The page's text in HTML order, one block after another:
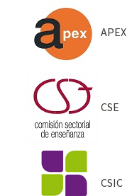
APEX
CSE
CSIC